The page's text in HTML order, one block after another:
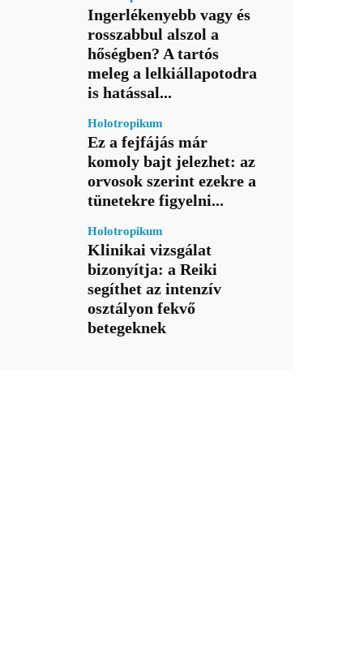
Ingerlékenyebb vagy és
rosszabbul alszol a
hőségben? A tartós
meleg a lelkiállapotodra
is hatással...
Holotropikum
Ez a fejfájás már
komoly bajt jelezhet: az
orvosok szerint ezekre a
tünetekre figyelni...
Holotropikum
Klinikai vizsgálat
bizonyítja: a Reiki
segíthet az intenzív
osztályon fekvő
betegeknek